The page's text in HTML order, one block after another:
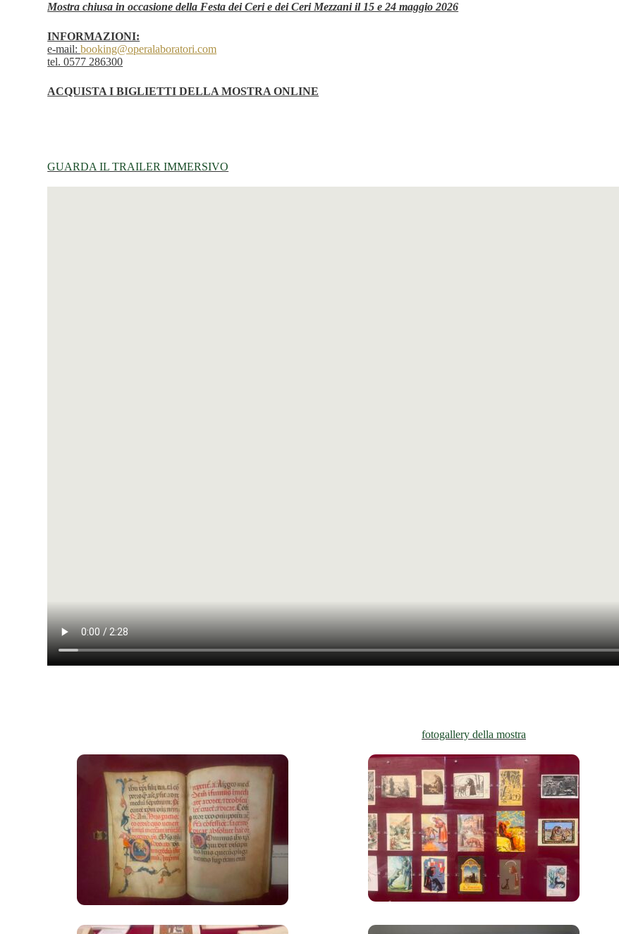
Mostra chiusa in occasione della Festa dei Ceri e dei Ceri Mezzani il 15 e 24 maggio 2026
INFORMAZIONI:
e-mail:booking@operalaboratori.com
tel. 0577 286300
ACQUISTA I BIGLIETTI DELLA MOSTRA ONLINE
GUARDA IL TRAILER IMMERSIVO
fotogallery della mostra